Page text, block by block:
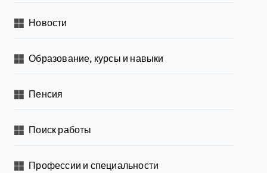
Новости
Образование, курсы и навыки
Пенсия
Поиск работы
Профессии и специальности